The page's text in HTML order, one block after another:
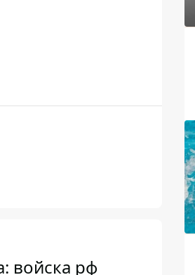
войска рф